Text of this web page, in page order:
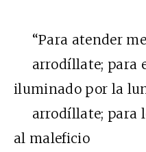
“Para atender
arrodíllate; para
iluminado por la
arrodíllate; para
al maleficio